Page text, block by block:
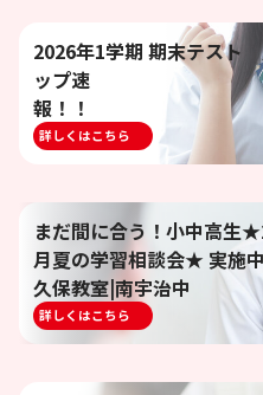
2026年1学期 期末テスト
ップ速
報
（南宇治中・広野中・西
詳しくはこちら
まだ間に合う！小中高生
月夏の学習相談会★ 実施
久保教室|南宇治中
詳しくはこちら